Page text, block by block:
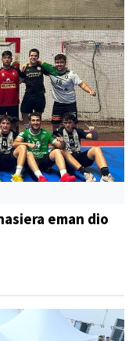
eman dio